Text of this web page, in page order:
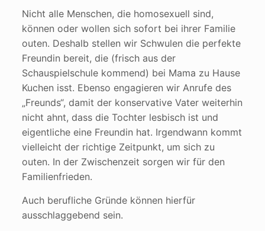
Nicht alle Menschen, die homosexuell sind,
können oder wollen sich sofort bei ihrer Familie
outen. Deshalb stellen wir Schwulen die perfekte
Freundin bereit, die (frisch aus der
Schauspielschule kommend) bei Mama zu Hause
Kuchen isst. Ebenso engagieren wir Anrufe des
„Freunds“, damit der konservative Vater weiterhin
nicht ahnt, dass die Tochter lesbisch ist und
eigentliche eine Freundin hat. Irgendwann kommt
vielleicht der richtige Zeitpunkt, um sich zu
outen. In der Zwischenzeit sorgen wir für den
Familienfrieden.
Auch berufliche Gründe können hierfür
ausschlaggebend sein.